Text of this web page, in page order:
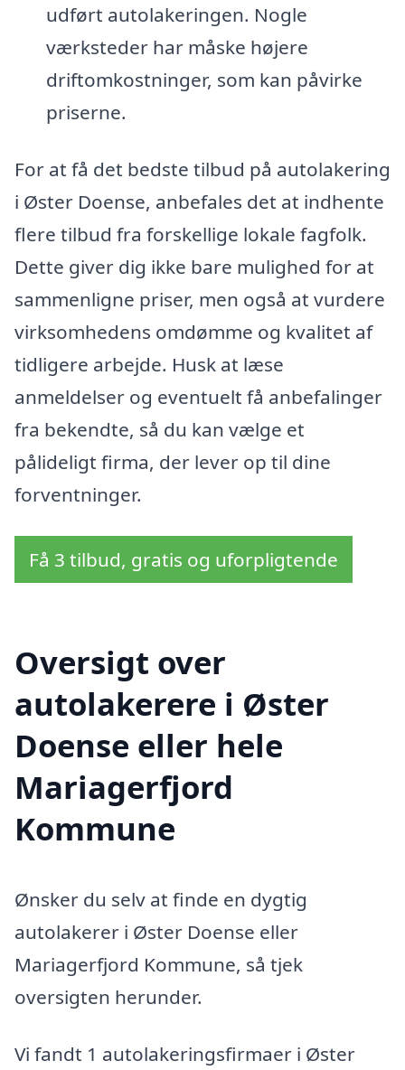
udført autolakeringen. Nogle
værksteder har måske højere
driftomkostninger, som kan påvirke
priserne.
For at få det bedste tilbud på autolakering
i Øster Doense, anbefales det at indhente
flere tilbud fra forskellige lokale fagfolk.
Dette giver dig ikke bare mulighed for at
sammenligne priser, men også at vurdere
virksomhedens omdømme og kvalitet af
tidligere arbejde. Husk at læse
anmeldelser og eventuelt få anbefalinger
fra bekendte, så du kan vælge et
pålideligt firma, der lever op til dine
forventninger.
Få 3 tilbud, gratis og uforpligtende
Oversigt over
autolakerere i Øster
Doense eller hele
Mariagerfjord
Kommune
Ønsker du selv at finde en dygtig
autolakerer i Øster Doense eller
Mariagerfjord Kommune, så tjek
oversigten herunder.
Vi fandt 1 autolakeringsfirmaer i Øster